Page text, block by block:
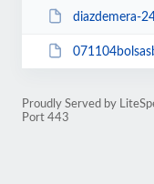
diazdemera-
Proudly Served by
Port 443